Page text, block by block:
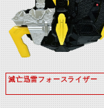
滅亡迅雷フォースライザー